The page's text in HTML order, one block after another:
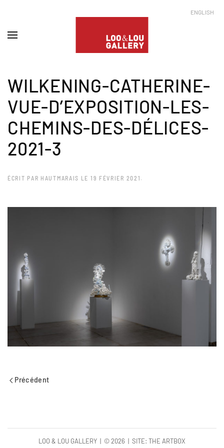
ENGLISH
WILKENING-CATHERINE-
VUE-D’EXPOSITION-LES-
CHEMINS-DES-DÉLICES-
2021-3
ÉCRIT PAR HAUTMARAIS LE 19 FÉVRIER 2021 .
Précédent
LOO & LOU GALLERY | ©2026 | SITE: THE ARTBOX